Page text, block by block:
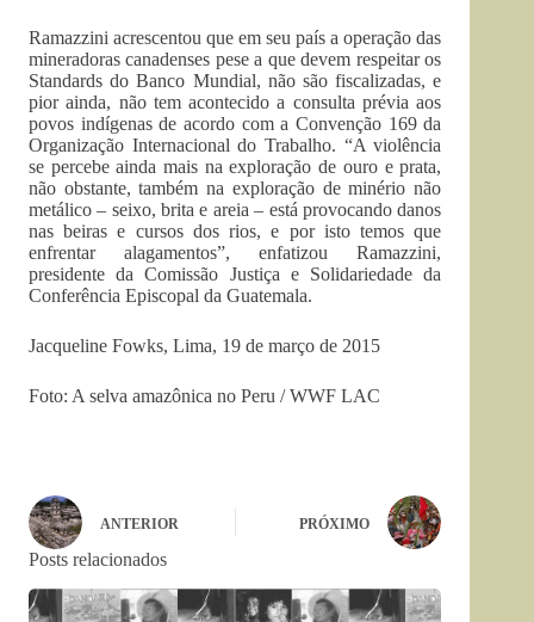
Ramazzini acrescentou que em seu país a operação das
mineradoras canadenses pese a que devem respeitar os
Standards do Banco Mundial, não são fiscalizadas, e
pior ainda, não tem acontecido a consulta prévia aos
povos indígenas de acordo com a Convenção 169 da
Organização Internacional do Trabalho. “A violência
se percebe ainda mais na exploração de ouro e prata,
não obstante, também na exploração de minério não
metálico – seixo, brita e areia – está provocando danos
nas beiras e cursos dos rios, e por isto temos que
enfrentar alagamentos”, enfatizou Ramazzini,
presidente da Comissão Justiça e Solidariedade da
Conferência Episcopal da Guatemala.
Jacqueline Fowks, Lima, 19 de março de 2015
Foto: A selva amazônica no Peru / WWF LAC
ANTERIOR PRÓXIMO
Posts relacionados